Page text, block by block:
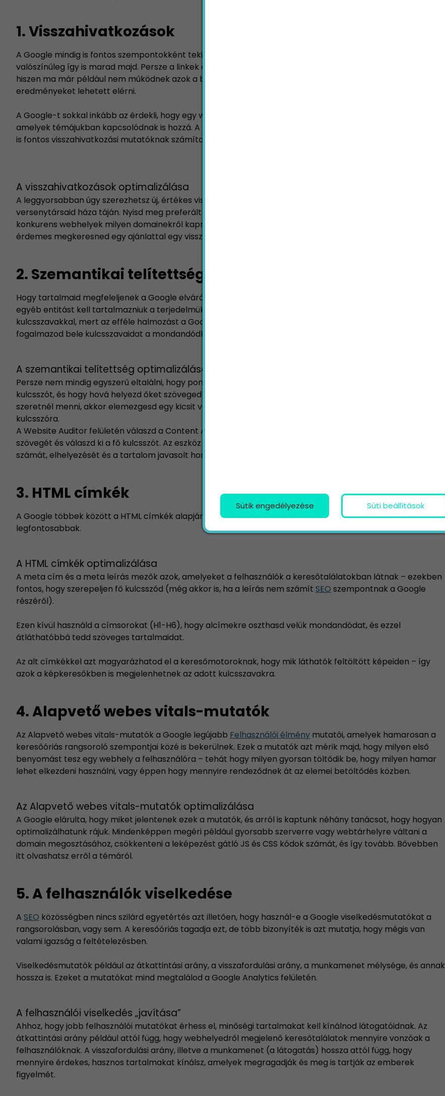
1. Visszahivatkozások
A Google mindig is fontos szempontokként tekintett a visszahivatkozásokra, és ez még egy jó ideig
valószínűleg így is marad majd. Persze a linkek értékelésében is sok változás történt az évtizedek során,
hiszen ma már például nem működnek azok a black hat technikák, amelyekkel régebben gyors
eredményeket lehetett elérni.
A Google-t sokkal inkább az érdekli, hogy egy webhely hány másik, elismert domaintől kapott linkeket,
amelyek témájukban kapcsolódnak is hozzá. A Google egyes szabadalmai szerint a frissesség és a forgalom
is fontos visszahivatkozási mutatóknak számítanak.
A visszahivatkozások optimalizálása
A leggyorsabban úgy szerezhetsz új, értékes visszahivatkozásokat webhelyed számára, hogy szétnézel
versenytársaid háza táján. Nyisd meg preferált visszahivatkozás-elemző eszközödet, és nézd meg, hogy a
konkurens webhelyek milyen domainekről kapnak visszahivatkozásokat, amelyekről te nem. Ezeket
érdemes megkeresned egy ajánlattal egy visszahivatkozás elhelyezésére.
2. Szemantikai telítettség
Hogy tartalmaid megfeleljenek a Google elvárásainak (
egyéb entitást kell tartalmazniuk a terjedelmük szerint. Fontos tehát, hogy ne tömd tele őket
kulcsszavakkal, mert az efféle halmozást a Google nem veszi jó néven. Sokkal jobb, ha természetesen
fogalmazod bele kulcsszavaidat a mondandódba, hogy olvasni is egyszerűbb legyen azt.
A szemantikai telítettség optimalizálása
Persze nem mindig egyszerű eltalálni, hogy pontosan hányszor lenne érdemes használnod egy-egy
kulcsszót, és hogy hová helyezd őket szövegedben a legoptimálisabb eredmények érdekében. Ha biztosra
szeretnél menni, akkor elemezgesd egy kicsit versenytársaid legjobban rangsoroló tartalmait egy-egy
kulcsszóra.
A Website Auditor felületén válaszd a Content Analysis > Content Editor eszközt, majd illeszd be a cikk
szövegét és válaszd ki a fő kulcsszót. Az eszköz megmutatja majd a fő és másodlagos kulcsszavak ideális
számát, elhelyezését és a tartalom javasolt hosszát is.
3. HTML címkék
A Google többek között a HTML címkék alapján állapítja meg, hogy tartalmad mely részei a
legfontosabbak.
A HTML címkék optimalizálása
A meta cím és a meta leírás mezők azok, amelyeket a felhasználók a keresőtalálatokban látnak – ezekben
fontos, hogy szerepeljen fő kulcsszód (még akkor is, ha a leírás nem számít SEO szempontnak a Google
részéről).
Ezen kívül használd a címsorokat (H1-H6), hogy alcímekre oszthasd velük mondandódat, és ezzel
átláthatóbbá tedd szöveges tartalmaidat.
Az alt címkékkel azt magyarázhatod el a keresőmotoroknak, hogy mik láthatók feltöltött képeiden – így
azok a képkeresőkben is megjelenhetnek az adott kulcsszavakra.
4. Alapvető webes vitals-mutatók
Az Alapvető webes vitals-mutatók a Google legújabb Felhasználói élmény mutatói, amelyek hamarosan a
keresőóriás rangsoroló szempontjai közé is bekerülnek. Ezek a mutatók azt mérik majd, hogy milyen első
benyomást tesz egy webhely a felhasználóra – tehát hogy milyen gyorsan töltődik be, hogy milyen hamar
lehet elkezdeni használni, vagy éppen hogy mennyire rendeződnek át az elemei betöltődés közben.
Az Alapvető webes vitals-mutatók optimalizálása
A Google elárulta, hogy miket jelentenek ezek a mutatók, és arról is kaptunk néhány tanácsot, hogy hogyan
optimalizálhatunk rájuk. Mindenképpen megéri például gyorsabb szerverre vagy webtárhelyre váltani a
domain megosztásához, csökkenteni a leképezést gátló JS és CSS kódok számát, és így tovább. Bővebben
itt olvashatsz erről a témáról.
5. A felhasználók viselkedése
A SEO közösségben nincs szilárd egyetértés azt illetően, hogy használ-e a Google viselkedésmutatókat a
rangsorolásban, vagy sem. A keresőóriás tagadja ezt, de több bizonyíték is azt mutatja, hogy mégis van
valami igazság a feltételezésben.
Viselkedésmutatók például az átkattintási arány, a visszafordulási arány, a munkamenet mélysége, és annak
hossza is. Ezeket a mutatókat mind megtalálod a Google Analytics felületén.
A felhasználói viselkedés „javítása”
Ahhoz, hogy jobb felhasználói mutatókat érhess el, minőségi tartalmakat kell kínálnod látogatóidnak. Az
átkattintási arány például attól függ, hogy webhelyedről megjelenő keresőtalálatok mennyire vonzóak a
felhasználóknak. A visszafordulási arány, illetve a munkamenet (a látogatás) hossza attól függ, hogy
mennyire érdekes, hasznos tartalmakat kínálsz, amelyek megragadják és meg is tartják az emberek
figyelmét.
Sütik engedélyezése Süti beállítások